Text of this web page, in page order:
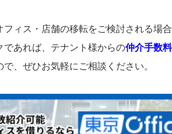
フィス・店舗の移転をご検討される場
あれば、テナント様からの仲介手数
、ぜひお気軽にご相談ください。